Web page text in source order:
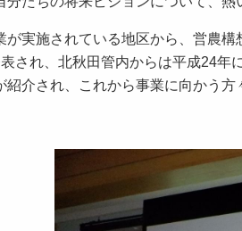
実施されている地区から、営農構
され、北秋田管内からは平成24年
紹介され、これから事業に向かう方